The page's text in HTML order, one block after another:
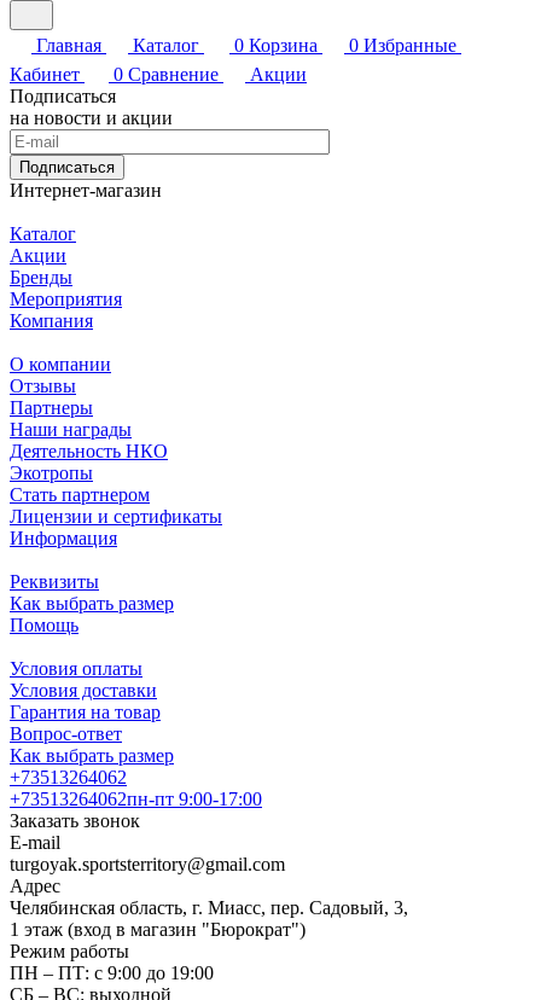
Главная Каталог 0 Корзина 0 Избранные
Кабинет
0 Сравнение
Акции
Подписаться
на новости и акции
Подписаться
Интернет-магазин
Каталог
Акции
Бренды
Мероприятия
Компания
О компании
Отзывы
Партнеры
Наши награды
Деятельность НКО
Экотропы
Стать партнером
Лицензии и сертификаты
Информация
Реквизиты
Как выбрать размер
Помощь
Условия оплаты
Условия доставки
Гарантия на товар
Вопрос-ответ
Как выбрать размер
+73513264062
+73513264062пн-пт 9:00-17:00
Заказать звонок
E-mail
turgoyak.sportsterritory@gmail.com
Адрес
Челябинская область, г. Миасс, пер. Садовый, 3,
1 этаж (вход в магазин "Бюрократ")
Режим работы
ПН – ПТ: с 9:00 до 19:00
СБ – ВС: выходной